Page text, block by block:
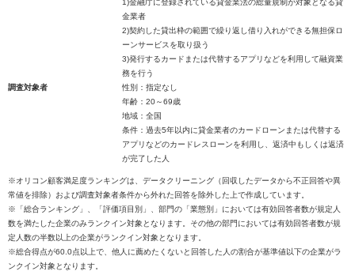
1)金融庁に登録されている貸金業法の総量規制が対象となる貸
金業者
2)契約した貸出枠の範囲で繰り返し借り入れができる無担保ロ
ーンサービスを取り扱う
3)発行するカードまたは代替するアプリなどを利用して融資業
務を行う
調査対象者
性別：指定なし
年齢：20～69歳
地域：全国
条件：過去5年以内に貸金業者のカードローンまたは代替する
アプリなどのカードレスローンを利用し、返済中もしくは返済
が完了した人
※オリコン顧客満足度ランキングは、データクリーニング（回収したデータから不正回答や異
常値を排除）および調査対象者条件から外れた回答を除外した上で作成しています。
※「総合ランキング」、「評価項目別」、部門の「業態別」においては有効回答者数が規定人
数を満たした企業のみランクイン対象となります。その他の部門においては有効回答者数が規
定人数の半数以上の企業がランクイン対象となります。
※総合得点が60.0点以上で、他人に薦めたくないと回答した人の割合が基準値以下の企業がラ
ンクイン対象となります。